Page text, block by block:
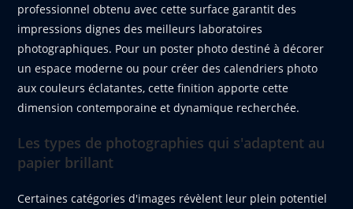
professionnel obtenu avec cette surface garantit des
impressions dignes des meilleurs laboratoires
photographiques. Pour un poster photo destiné à décorer
un espace moderne ou pour créer des calendriers photo
aux couleurs éclatantes, cette finition apporte cette
dimension contemporaine et dynamique recherchée.
Les types de photographies qui s'adaptent au
papier brillant
Certaines catégories d'images révèlent leur plein potentiel